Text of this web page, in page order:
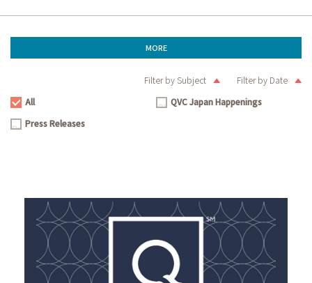
MORE
Filter by Subject Filter by Date
All All
QVCQVC Japan Happenings
PressPress Releases